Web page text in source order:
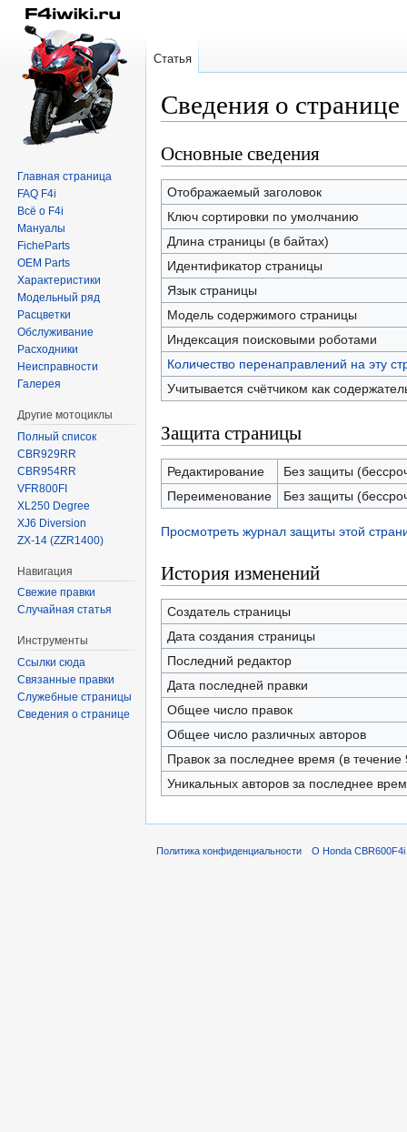
Сведения о
Перейти
к
навигации
Перейти
к
поиску
Основные сведения
Отображаемый заголовок
Ключ сортировки по умолчанию
Длина страницы (в байтах)
Идентификатор страницы
Язык страницы
Модель содержимого страницы
Индексация поисковыми роботами
Количество перенаправлений на эту
Учитывается счётчиком как
Защита страницы
Редактирование
Без защиты
Переименование
Без защиты
Просмотреть журнал защиты этой
История изменений
Создатель страницы
Дата создания страницы
Последний редактор
Дата последней правки
Общее число правок
Общее число различных авторов
Правок за последнее время (в течение
Уникальных авторов за последнее
Статья
Главная страница
FAQ F4i
Всё о F4i
Мануалы
FicheParts
OEM Parts
Характеристики
Модельный ряд
Расцветки
Обслуживание
Расходники
Неисправности
Галерея
Другие мотоциклы
Полный список
CBR929RR
CBR954RR
VFR800FI
XL250 Degree
XJ6 Diversion
ZX-14 (ZZR1400)
Навигация
Свежие правки
Случайная статья
Инструменты
Ссылки сюда
Связанные правки
Служебные страницы
Сведения о странице
Политика конфиденциальности О Honda CBR600F4i